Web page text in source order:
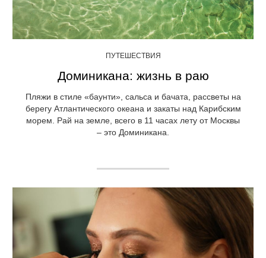
ПУТЕШЕСТВИЯ
Доминикана: жизнь в раю
Пляжи в стиле «баунти», сальса и бачата, рассветы на
берегу Атлантического океана и закаты над Карибским
морем. Рай на земле, всего в 11 часах лету от Москвы
– это Доминикана.